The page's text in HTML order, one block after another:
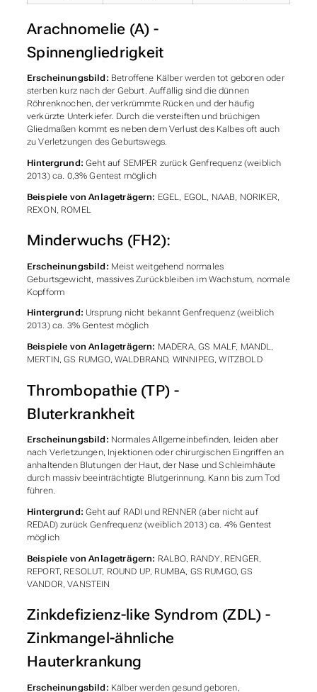
Arachnomelie (A) -
Spinnengliedrigkeit
Erscheinungsbild: Betroffene Kälber werden tot geboren oder
sterben kurz nach der Geburt. Auffällig sind die dünnen
Röhrenknochen, der verkrümmte Rücken und der häufig
verkürzte Unterkiefer. Durch die versteiften und brüchigen
Gliedmaßen kommt es neben dem Verlust des Kalbes oft auch
zu Verletzungen des Geburtswegs.
Hintergrund: Geht auf SEMPER zurück Genfrequenz (weiblich
2013) ca. 0,3% Gentest möglich
Beispiele von Anlageträgern: EGEL, EGOL, NAAB, NORIKER,
REXON, ROMEL
Minderwuchs (FH2):
Erscheinungsbild: Meist weitgehend normales
Geburtsgewicht, massives Zurückbleiben im Wachstum, normale
Kopfform
Hintergrund: Ursprung nicht bekannt Genfrequenz (weiblich
2013) ca. 3% Gentest möglich
Beispiele von Anlageträgern: MADERA, GS MALF, MANDL,
MERTIN, GS RUMGO, WALDBRAND, WINNIPEG, WITZBOLD
Thrombopathie (TP) -
Bluterkrankheit
Erscheinungsbild: Normales Allgemeinbefinden, leiden aber
nach Verletzungen, Injektionen oder chirurgischen Eingriffen an
anhaltenden Blutungen der Haut, der Nase und Schleimhäute
durch massiv beeinträchtigte Blutgerinnung. Kann bis zum Tod
führen.
Hintergrund: Geht auf RADI und RENNER (aber nicht auf
REDAD) zurück Genfrequenz (weiblich 2013) ca. 4% Gentest
möglich
Beispiele von Anlageträgern: RALBO, RANDY, RENGER,
REPORT, RESOLUT, ROUND UP, RUMBA, GS RUMGO, GS
VANDOR, VANSTEIN
Zinkdefizienz-like Syndrom (ZDL) -
Zinkmangel-ähnliche
Hauterkrankung
Erscheinungsbild: Kälber werden gesund geboren,